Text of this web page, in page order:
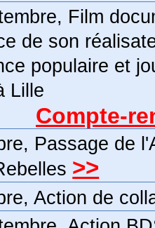
Film
de son
populaire et
Lille
Compte-
Passage de
>>
Action de